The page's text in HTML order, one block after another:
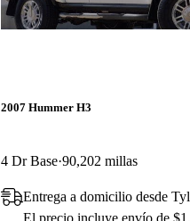
2007 Hummer H3
4 Dr Base 90,202 millas
Entrega a domicilio desde
El precio incluye envío de